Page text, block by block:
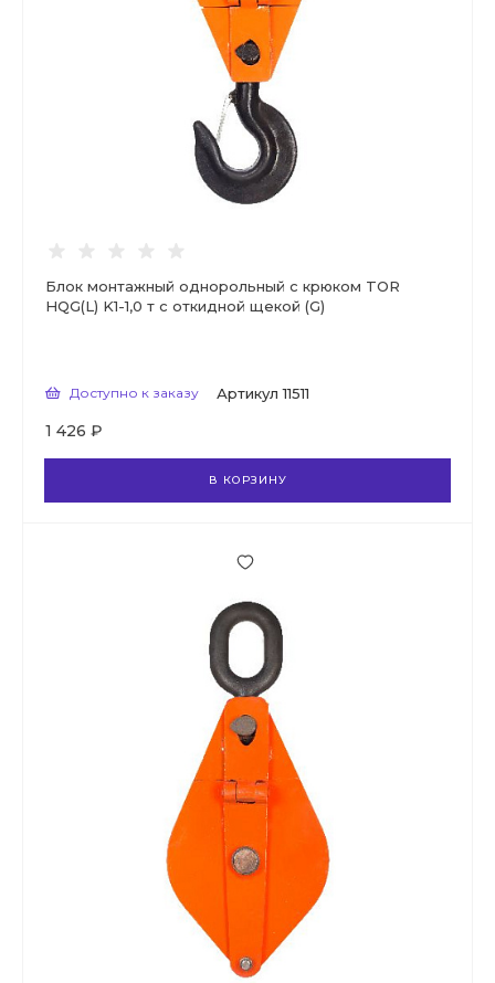
Блок монтажный однорольный с крюком TOR
HQG(L) K1-1,0 т с откидной щекой (G)
Доступно к заказу Артикул 11511
1 426 ₽
В КОРЗИНУ